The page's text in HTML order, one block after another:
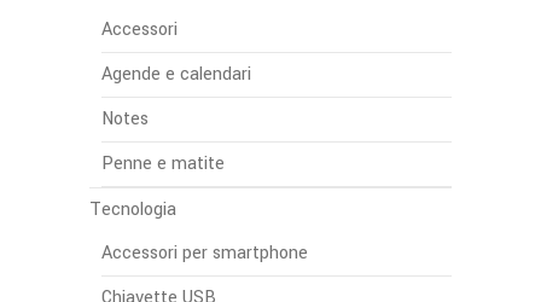
Accessori
Agende e calendari
Notes
Penne e matite
Tecnologia
Accessori per smartphone